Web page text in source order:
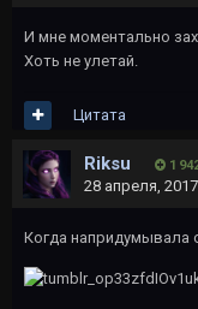
И мне моментально
Хоть не улетай.
Цитата
Riksu 1
28 апреля, 2017
Когда напридумывала